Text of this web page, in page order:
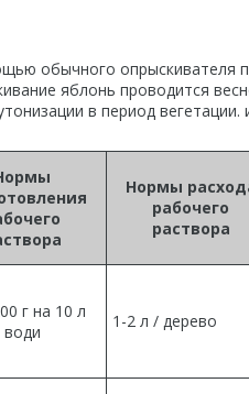
обычного опрыскивателя
яблонь проводится
в период
Нормы
рабочего
раствора
г на 10 л
води
1-2 л / дерево